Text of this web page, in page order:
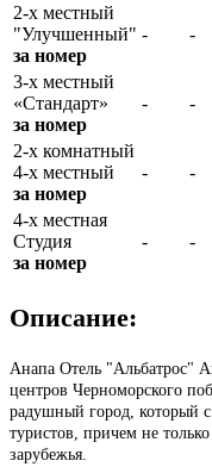
2-х местный
"Улучшенный"
за номер
- -
3-х местный
«Стандарт»
за номер
- -
2-х комнатный
4-х местный
за номер
- -
4-х местная
Студия
за номер
- -
Описание:
Анапа Отель "Альбатрос"
центров Черноморского
радушный город, который
туристов, причем не
зарубежья.